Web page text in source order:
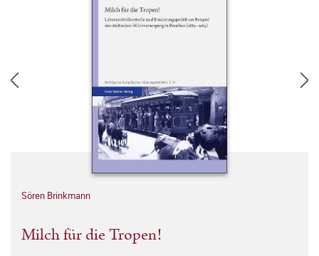
Sören Brinkmann
Milch für die Tropen!